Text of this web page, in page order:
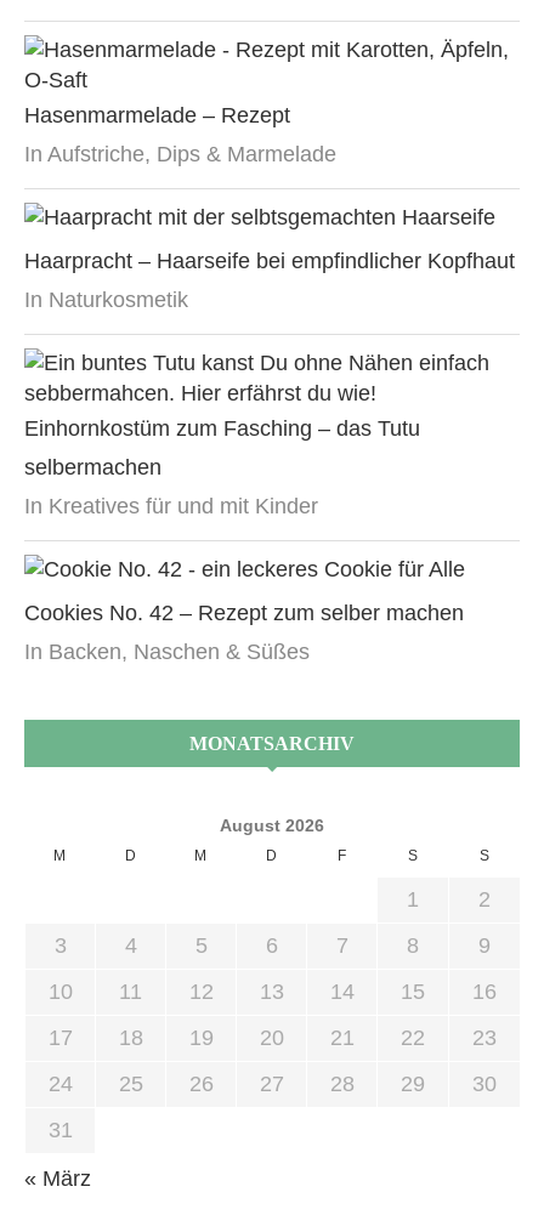
Hasenmarmelade – Rezept
In Aufstriche, Dips & Marmelade
Haarpracht – Haarseife bei empfindlicher Kopfhaut
In Naturkosmetik
Einhornkostüm zum Fasching – das Tutu
selbermachen
In Kreatives für und mit Kinder
Cookies No. 42 – Rezept zum selber machen
In Backen, Naschen & Süßes
MONATSARCHIV
August 2026
M D M D F S S
1
2
3
4 5 6 7 8
9
10
11 12 13 14 15
16
17
18 19 20 21 22
23
24
25 26 27 28 29
30
31
« März